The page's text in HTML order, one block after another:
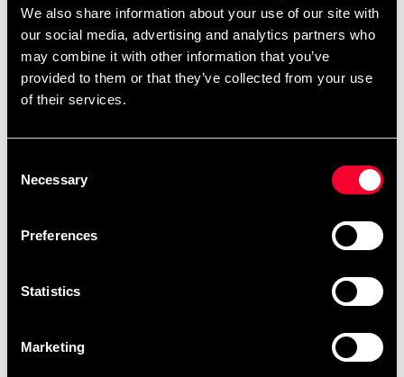
We also share information about your use of our site with
our social media, advertising and analytics partners who
may combine it with other information that you’ve
provided to them or that they’ve collected from your use
of their services.
Selection
Necessary
Preferences
Statistics
Marketing
Anbefalede produkter
Uppercut Custom Punchbag